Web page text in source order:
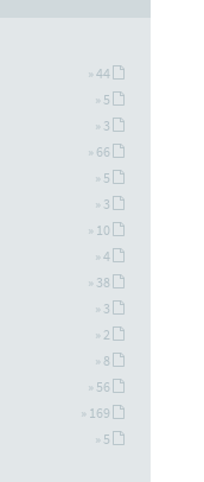
» 44
» 5
» 3
» 66
» 5
» 3
» 10
» 4
» 38
» 3
» 2
» 8
» 56
» 169
» 5